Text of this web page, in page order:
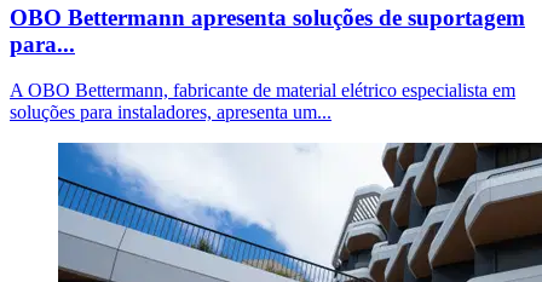
OBO Bettermann apresenta soluções de suportagem
para...
A OBO Bettermann, fabricante de material elétrico especialista em
soluções para instaladores, apresenta um...